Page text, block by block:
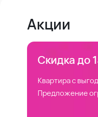
Акции
Скидка до
Квартира с
Предложение